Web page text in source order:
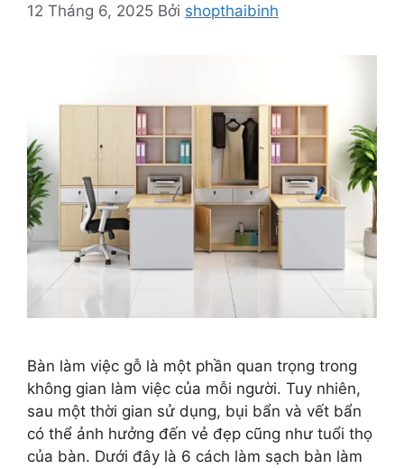
12 Tháng 6, 2025 Bởi shopthaibinh
Bàn làm việc gỗ là một phần quan trọng trong
không gian làm việc của mỗi người. Tuy nhiên,
sau một thời gian sử dụng, bụi bẩn và vết bẩn
có thể ảnh hưởng đến vẻ đẹp cũng như tuổi thọ
của bàn. Dưới đây là 6 cách làm sạch bàn làm